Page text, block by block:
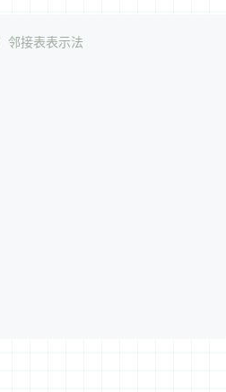
接表表示法